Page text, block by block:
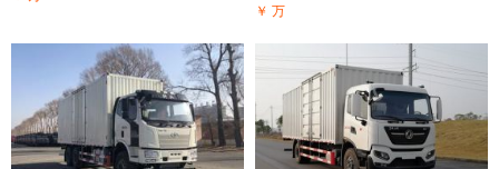
￥ 万